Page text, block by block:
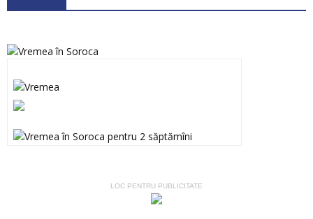
LOC PENTRU PUBLICITATE